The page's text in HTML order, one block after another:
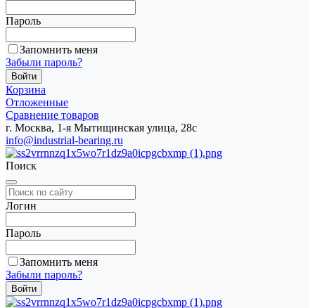
Пароль
Запомнить меня
Забыли пароль?
Корзина
Отложенные
Сравнение товаров
г. Москва, 1-я Мытищинская улица, 28с
info@industrial-bearing.ru
Поиск
Логин
Пароль
Запомнить меня
Забыли пароль?